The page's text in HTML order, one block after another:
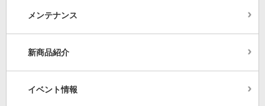
メンテナンス
新商品紹介
イベント情報